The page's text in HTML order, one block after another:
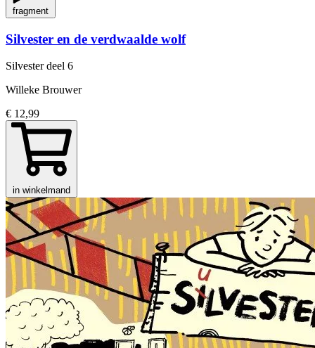
fragment
Silvester en de verdwaalde wolf
Silvesterdeel 6
Willeke Brouwer
€ 12,99
in winkelmand